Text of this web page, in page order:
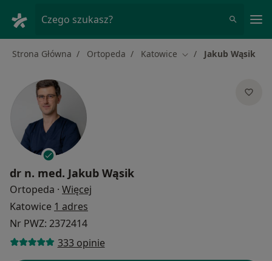
Czego szukasz?
Strona Główna Ortopeda Katowice Zmień miasto
Jakub Wąsik
dr n. med. Jakub Wąsik
Ortopeda · Więcej
Katowice 1 adres
Nr PWZ: 2372414
333 opinie